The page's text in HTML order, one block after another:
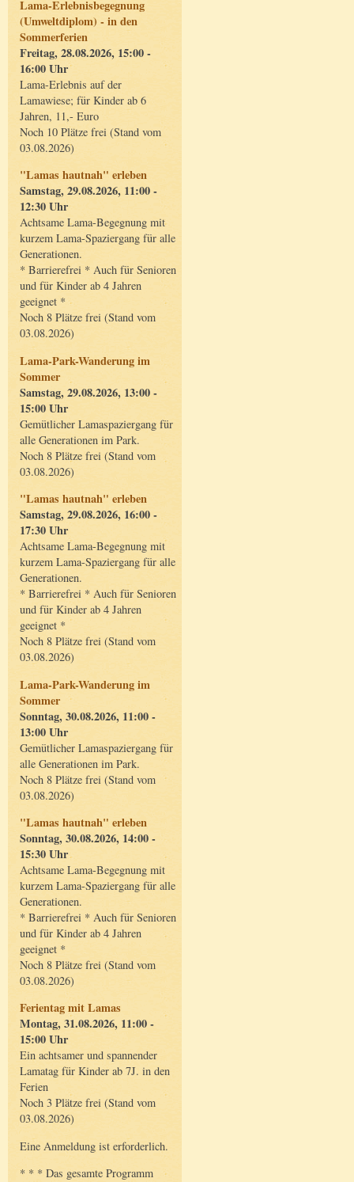
Lama-Erlebnisbegegnung
(Umweltdiplom) - in den
Sommerferien
Freitag, 28.08.2026, 15:00 -
16:00 Uhr
Lama-Erlebnis auf der
Lamawiese; für Kinder ab 6
Jahren, 11,- Euro
Noch 10 Plätze frei (Stand vom
03.08.2026)
"Lamas hautnah" erleben
Samstag, 29.08.2026, 11:00 -
12:30 Uhr
Achtsame Lama-Begegnung mit
kurzem Lama-Spaziergang für alle
Generationen.
* Barrierefrei * Auch für Senioren
und für Kinder ab 4 Jahren
geeignet *
Noch 8 Plätze frei (Stand vom
03.08.2026)
Lama-Park-Wanderung im
Sommer
Samstag, 29.08.2026, 13:00 -
15:00 Uhr
Gemütlicher Lamaspaziergang für
alle Generationen im Park.
Noch 8 Plätze frei (Stand vom
03.08.2026)
"Lamas hautnah" erleben
Samstag, 29.08.2026, 16:00 -
17:30 Uhr
Achtsame Lama-Begegnung mit
kurzem Lama-Spaziergang für alle
Generationen.
* Barrierefrei * Auch für Senioren
und für Kinder ab 4 Jahren
geeignet *
Noch 8 Plätze frei (Stand vom
03.08.2026)
Lama-Park-Wanderung im
Sommer
Sonntag, 30.08.2026, 11:00 -
13:00 Uhr
Gemütlicher Lamaspaziergang für
alle Generationen im Park.
Noch 8 Plätze frei (Stand vom
03.08.2026)
"Lamas hautnah" erleben
Sonntag, 30.08.2026, 14:00 -
15:30 Uhr
Achtsame Lama-Begegnung mit
kurzem Lama-Spaziergang für alle
Generationen.
* Barrierefrei * Auch für Senioren
und für Kinder ab 4 Jahren
geeignet *
Noch 8 Plätze frei (Stand vom
03.08.2026)
Ferientag mit Lamas
Montag, 31.08.2026, 11:00 -
15:00 Uhr
Ein achtsamer und spannender
Lamatag für Kinder ab 7J. in den
Ferien
Noch 3 Plätze frei (Stand vom
03.08.2026)
Eine Anmeldung ist erforderlich.
* * * Das gesamte Programm